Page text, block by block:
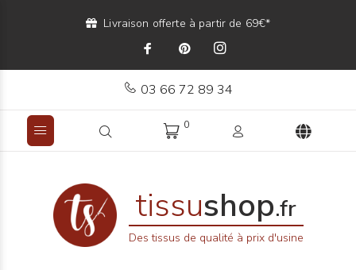
Livraison offerte à partir de 69€*
03 66 72 89 34
0
tissushop.fr
Des tissus de qualité à prix d'usine